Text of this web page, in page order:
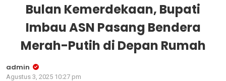
Bulan Kemerdekaan, Bupati
Imbau ASN Pasang Bendera
Merah-Putih di Depan Rumah
admin
Agustus 3, 2025 10:27 pm